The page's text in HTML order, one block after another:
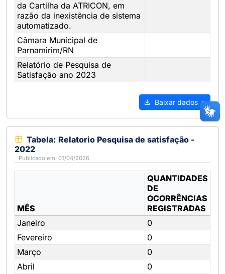
da Cartilha da ATRICON, em
razão da inexistência de sistema
automatizado.
Câmara Municipal de
Parnamirim/RN
Relatório de Pesquisa de
Satisfação ano 2023
Baixar dados
Tabela: Relatorio Pesquisa de satisfação -
2022
Publicado em: 01/04/2026
MÊS
QUANTIDADES
DE
OCORRÊNCIAS
REGISTRADAS
Janeiro
0
Fevereiro
0
Março
0
Abril
0